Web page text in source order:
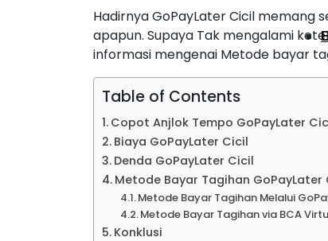
Hadirnya GoPayLater Cicil memang
apapun. Supaya Tak mengalami
informasi mengenai Metode bayar
Table of Contents
Copot Anjlok Tempo GoPayLater
Biaya GoPayLater Cicil
Denda GoPayLater Cicil
Metode Bayar Tagihan GoPayLater
Metode Bayar Tagihan Melalui
Metode Bayar Tagihan via BCA
Konklusi